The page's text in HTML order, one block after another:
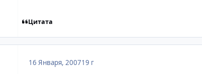
Цитата
16 Января, 200719 г